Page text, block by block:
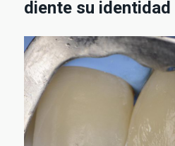
diente su identidad